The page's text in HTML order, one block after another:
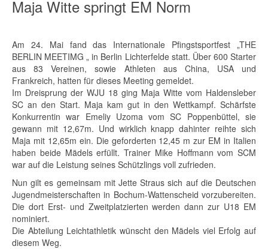
Maja Witte springt EM Norm
Am 24. Mai fand das Internationale Pfingstsportfest „THE
BERLIN MEETIMG „ in Berlin Lichterfelde statt. Über 600 Starter
aus 83 Vereinen, sowie Athleten aus China, USA und
Frankreich, hatten für dieses Meeting gemeldet.
Im Dreisprung der WJU 18 ging Maja Witte vom Haldensleber
SC an den Start. Maja kam gut in den Wettkampf. Schärfste
Konkurrentin war Emeliy Uzoma vom SC Poppenbüttel, sie
gewann mit 12,67m. Und wirklich knapp dahinter reihte sich
Maja mit 12,65m ein. Die geforderten 12,45 m zur EM in Italien
haben beide Mädels erfüllt. Trainer Mike Hoffmann vom SCM
war auf die Leistung seines Schützlings voll zufrieden.
Nun gilt es gemeinsam mit Jette Straus sich auf die Deutschen
Jugendmeisterschaften in Bochum-Wattenscheid vorzubereiten.
Die dort Erst- und Zweitplatzierten werden dann zur U18 EM
nominiert.
Die Abteilung Leichtathletik wünscht den Mädels viel Erfolg auf
diesem Weg.